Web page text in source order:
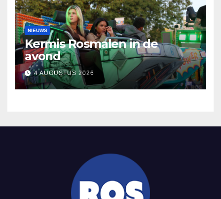
NIEUWS
Kermis Rosmalen in de
avond
4 AUGUSTUS 2026